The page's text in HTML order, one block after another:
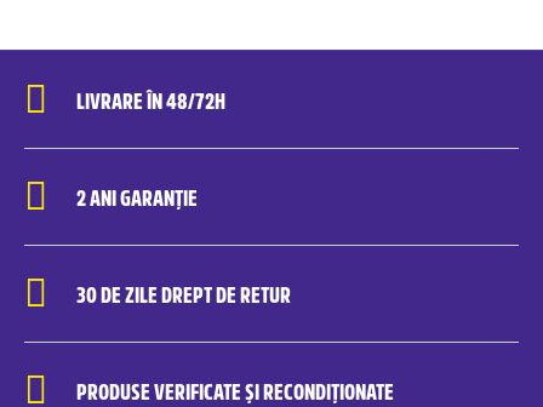
LIVRARE ÎN 48/72H
2 ANI GARANȚIE
30 DE ZILE DREPT DE RETUR
PRODUSE VERIFICATE ȘI RECONDIȚIONATE